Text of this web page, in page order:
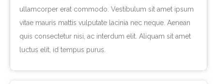
ullamcorper erat commodo. Vestibulum sit amet ipsum
vitae mauris mattis vulputate lacinia nec neque. Aenean
quis consectetur nisi, ac interdum elit. Aliquam sit amet
luctus elit, id tempus purus.